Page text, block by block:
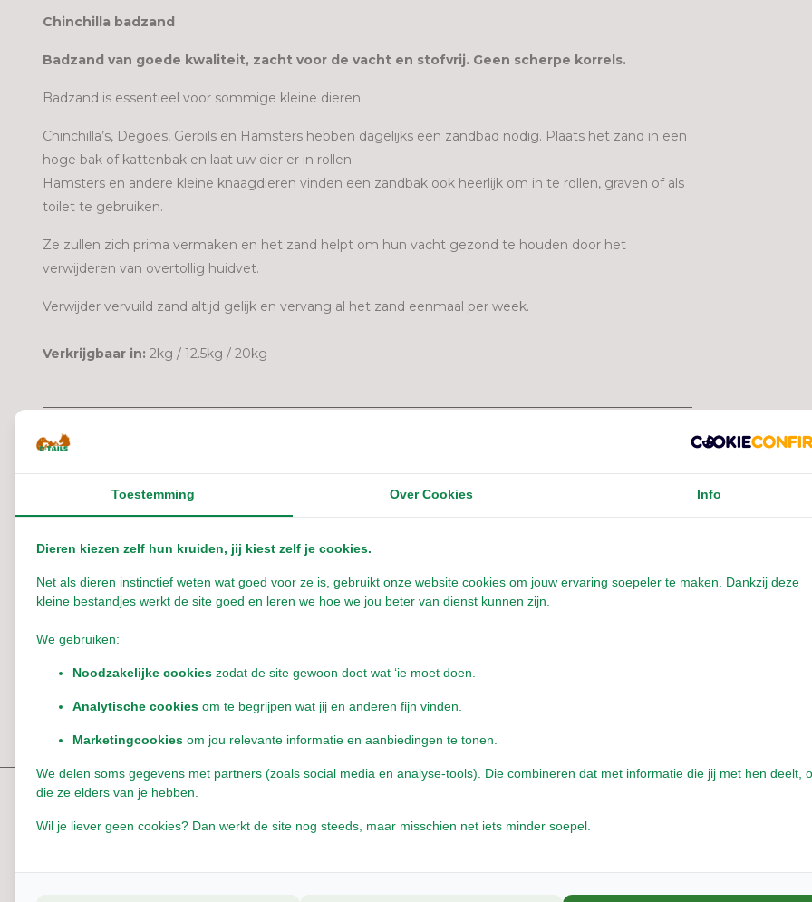
We sturen je een mail als we dit artikel weer
op voorraad hebben
Meld mij aan voor de nieuwsbrief
Chinchilla badzand
Badzand van goede kwaliteit, zacht voor de vacht en stofvrij. Geen scherpe korrels.
Badzand is essentieel voor sommige kleine dieren.
Chinchilla’s, Degoes, Gerbils en Hamsters hebben dagelijks een zandbad nodig. Plaats het zand in een
hoge bak of kattenbak en laat uw dier er in rollen.
Hamsters en andere kleine knaagdieren vinden een zandbak ook heerlijk om in te rollen, graven of als
toilet te gebruiken.
Ze zullen zich prima vermaken en het zand helpt om hun vacht gezond te houden door het
verwijderen van overtollig huidvet.
Verwijder vervuild zand altijd gelijk en vervang al het zand eenmaal per week.
Verkrijgbaar in: 2kg / 12.5kg / 20kg
Productspecificaties
Reviews
Er zijn nog geen reviews geschreven over dit product..
Reeds bekeken
Toestemming Over Cookies Info
Dieren kiezen zelf hun kruiden, jij kiest zelf je cookies.
Net als dieren instinctief weten wat goed voor ze is, gebruikt onze website cookies om jouw ervaring soepeler te maken. Dankzij deze
kleine bestandjes werkt de site goed en leren we hoe we jou beter van dienst kunnen zijn.
We gebruiken:
Noodzakelijke cookies zodat de site gewoon doet wat ‘ie moet doen.
Analytische cookies om te begrijpen wat jij en anderen fijn vinden.
Marketingcookies om jou relevante informatie en aanbiedingen te tonen.
We delen soms gegevens met partners (zoals social media en analyse-tools). Die combineren dat met informatie die jij met hen deelt,
die ze elders van je hebben.
Wil je liever geen cookies? Dan werkt de site nog steeds, maar misschien net iets minder soepel.